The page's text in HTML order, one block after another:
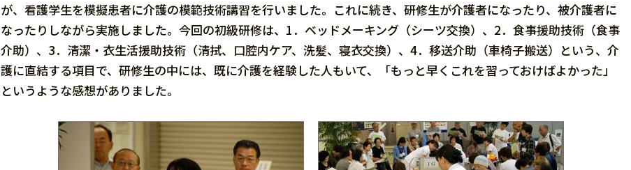
が、看護学生を模擬患者に介護の模範技術講習を行いました。これに続き、研修生が介護者になったり、被介護者に
なったりしながら実施しました。今回の初級研修は、1．ベッドメーキング（シーツ交換）、2．食事援助技術（食事
介助）、3．清潔・衣生活援助技術（清拭、口腔内ケア、洗髪、寝衣交換）、4．移送介助（車椅子搬送）という、介
護に直結する項目で、研修生の中には、既に介護を経験した人もいて、「もっと早くこれを習っておけばよかった」
というような感想がありました。